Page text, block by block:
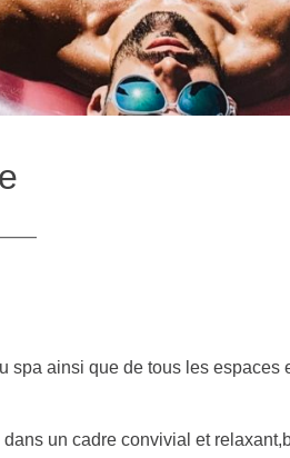
ainsi que de tous les espaces
un cadre convivial et